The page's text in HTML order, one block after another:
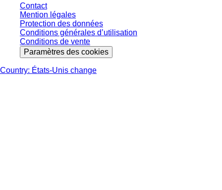
Contact
Mention légales
Protection des données
Conditions générales d’utilisation
Conditions de vente
Paramètres des cookies
Country: États-Unis change